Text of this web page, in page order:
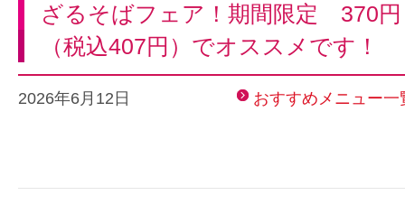
ざるそばフェア！期間限定 370円
（税込407円）でオススメです！
2026年6月12日 おすすめメニュー一